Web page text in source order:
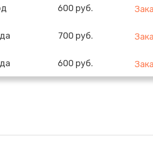
600 руб.
700 руб.
600 руб.